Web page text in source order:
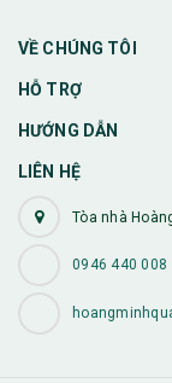
VỀ CHÚNG TÔI
HỖ TRỢ
HƯỚNG DẪN
LIÊN HỆ
Tòa nhà
0946 440 008